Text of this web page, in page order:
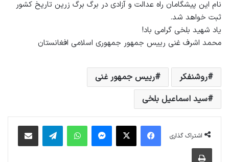
نام این پیشگامان راه عدالت و آزادی در برگ برگ زرین تاریخ کشور
ثبت خواهد شد.
یاد شهید بلخی گرامی باد!
محمد اشرف غنی رییس جمهور جمهوری اسلامی افغانستان
روشنفکر
رییس جمهور غنی
سید اسماعیل بلخی
اشتراک گذاری
فیس بوک X پیام رسان واتس آپ تلگرام اشتراک گذاری از طریق ایمیل
چاپ